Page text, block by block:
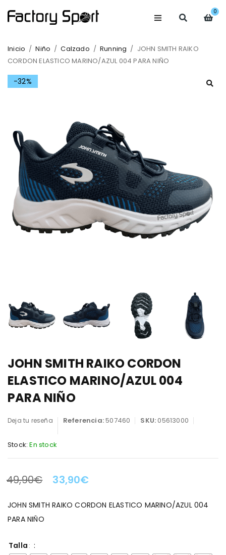
0
Inicio / Niño / Calzado / Running / JOHN SMITH RAIKO
CORDON ELASTICO MARINO/AZUL 004 PARA NIÑO
-32%
JOHN SMITH RAIKO CORDON
ELASTICO MARINO/AZUL 004
PARA NIÑO
Deja tu reseña Referencia:507460 SKU:05613000
Stock: En stock
LA OFERTA TERMINA EN:
49,90€ 33,90€
JOHN SMITH RAIKO CORDON ELASTICO MARINO/AZUL 004
PARA NIÑO
Talla